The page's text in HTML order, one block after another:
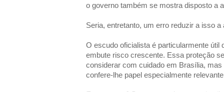
o governo também se mostra disposto a
Seria, entretanto, um erro reduzir a isso
O escudo oficialista é particularmente útil
embute risco crescente. Essa proteção
considerar com cuidado em Brasília,
confere-lhe papel especialmente